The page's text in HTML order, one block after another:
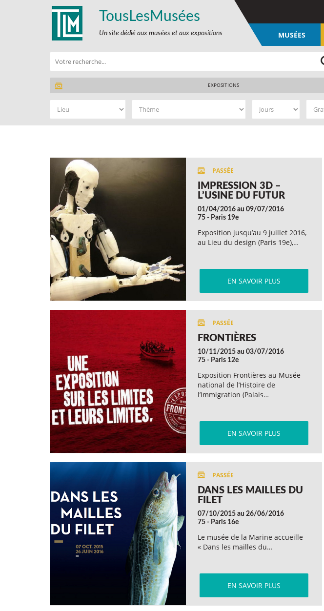
TousLesMusées
Un site dédié aux musées et aux expositions MUSÉES
EXPOSITIONS
IMPRESSION 3D –
L’USINE DU FUTUR
01/04/2016 au 09/07/2016
75 - Paris 19e
Exposition jusqu’au 9 juillet 2016,
au Lieu du design (Paris 19e),…
EN SAVOIR PLUS
FRONTIÈRES
10/11/2015 au 03/07/2016
75 - Paris 12e
Exposition Frontières au Musée
national de l’Histoire de
l’Immigration (Palais…
EN SAVOIR PLUS
DANS LES MAILLES DU
FILET
07/10/2015 au 26/06/2016
75 - Paris 16e
Le musée de la Marine accueille
« Dans les mailles du…
EN SAVOIR PLUS